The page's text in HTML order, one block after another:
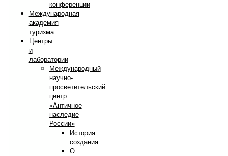
конференции
Международная
академия
туризма
Центры
и
лаборатории
Международный
научно-
просветительский
центр
«Античное
наследие
России»
История
создания
О